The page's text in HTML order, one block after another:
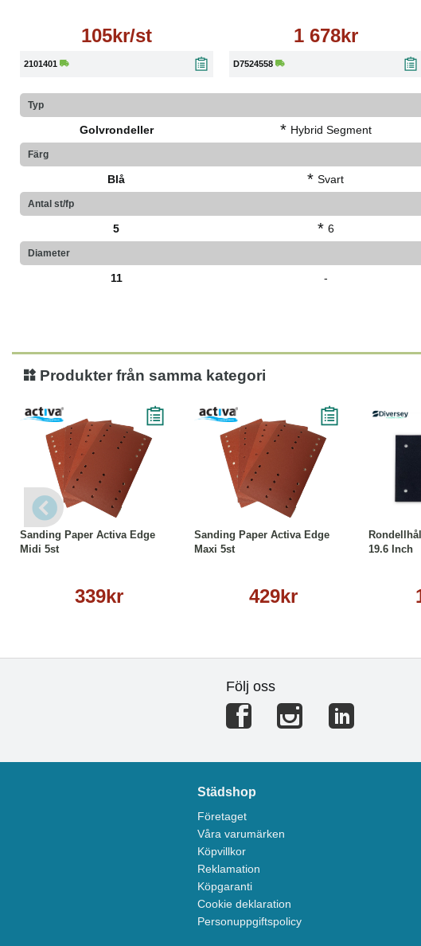
105kr/st
2101401
1 678kr
D7524558
Typ
Golvrondeller * Hybrid Segment
Färg
Blå * Svart
Antal st/fp
5 * 6
Diameter
11 -
Produkter från samma kategori
Sanding Paper Activa Edge
Midi 5st
339kr
Läs mer
Sanding Paper Activa Edge
Maxi 5st
429kr
Läs mer
19.6 Inch
Köp
Följ oss
Städshop
Företaget
Våra varumärken
Köpvillkor
Reklamation
Köpgaranti
Cookie deklaration
Personuppgiftspolicy